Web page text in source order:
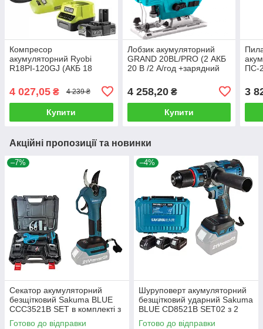
Компресор
акумуляторний Ryobi
R18PI-120GJ (АКБ 18
4 027,05 ₴ 4 239 ₴
Купити
Лобзик акумуляторний
GRAND 20BL/PRO (2 АКБ
20 В /2 А/год +зарядний
4 258,20₴
Купити
ПС-
ЗУ-
3
Акційні пропозиції та новинки
–7%
Секатор акумуляторний
безщітковий Sakuma BLUE
CCC3521B SET в комплекті з
АКБ 21 В/2 Ач
Готово до відправки
–4%
Шуруповерт акумуляторний
безщітковий ударний Sakuma
BLUE CD8521B SET02 з 2
АКБ та зарядним пристроєм
Готово до відправки